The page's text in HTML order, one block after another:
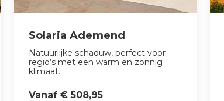
Solaria Ademend
Natuurlijke schaduw, perfect voor
regio’s met een warm en zonnig
klimaat.
Vanaf € 508,95